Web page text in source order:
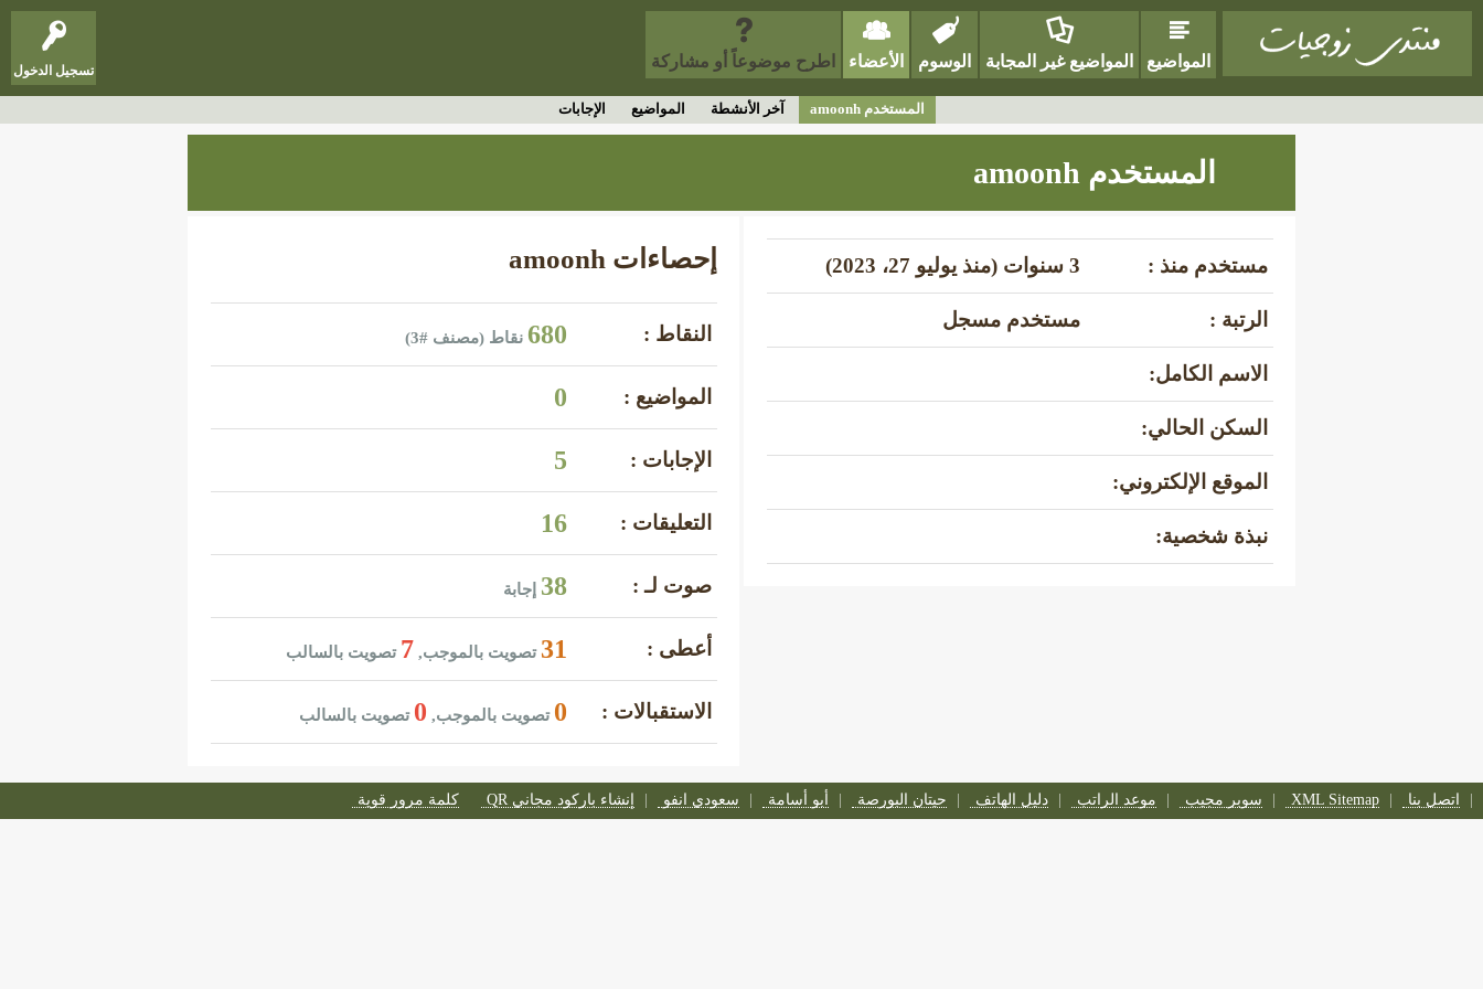
تسجيل الدخول المواضيع المواضيع غير المجابة الوسوم الأعضاء اطرح موضوعاً أو مشاركة
المستخدم amoonh آخر الأنشطة المواضيع الإجابات
المستخدم amoonh
مستخدم منذ : 3 سنوات (منذ يوليو 27، 2023)
الرتبة : مستخدم مسجل
الاسم الكامل:
السكن الحالي:
الموقع الإلكتروني:
نبذة شخصية:
إحصاءات amoonh
النقاط : 680 نقاط (مصنف #3
)
المواضيع : 0
الإجابات : 5
التعليقات : 16
صوت لـ : 38 إجابة
أعطى : 31 تصويت بالموجب, 7 تصويت بالسالب
الاستقبالات : 0 تصويت بالموجب, 0 تصويت بالسالب
اتصل بنا XML Sitemap سوبر مجيب موعد الراتب دليل الهاتف حيتان البورصة أبو أسامة سعودي انفو إنشاء باركود مجاني QR كلمة مرور قوية